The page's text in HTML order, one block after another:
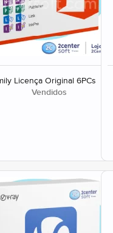
Licença Original 6PCs
Vendidos